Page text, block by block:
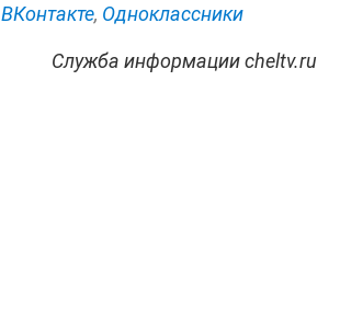
ВКонтакте, Одноклассники
Служба информации cheltv.ru